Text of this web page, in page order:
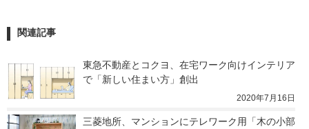
関連記事
東急不動産とコクヨ、在宅ワーク向けインテリア
で「新しい住まい方」創出
2020年7月16日
三菱地所、マンションにテレワーク用「木の小部